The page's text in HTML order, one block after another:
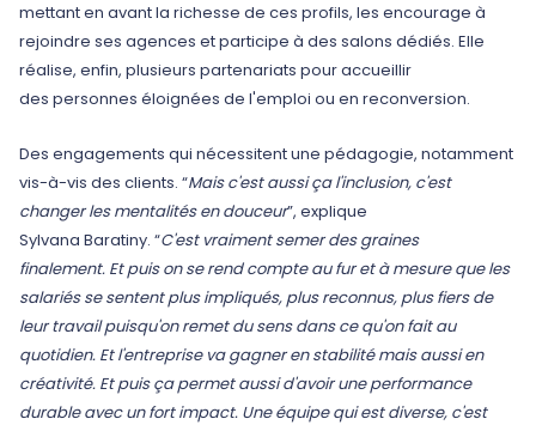
mettant en avant la richesse de ces profils, les encourage à
rejoindre ses agences et participe à des salons dédiés. Elle
réalise, enfin, plusieurs partenariats pour accueillir
des personnes éloignées de l'emploi ou en reconversion.
Des engagements qui nécessitent une pédagogie, notamment
vis-à-vis des clients. “Mais c'est aussi ça l'inclusion, c'est
changer les mentalités en douceur”, explique
Sylvana Baratiny. “C'est vraiment semer des graines
finalement. Et puis on se rend compte au fur et à mesure que les
salariés se sentent plus impliqués, plus reconnus, plus fiers de
leur travail puisqu'on remet du sens dans ce qu'on fait au
quotidien. Et l'entreprise va gagner en stabilité mais aussi en
créativité. Et puis ça permet aussi d'avoir une performance
durable avec un fort impact. Une équipe qui est diverse, c'est